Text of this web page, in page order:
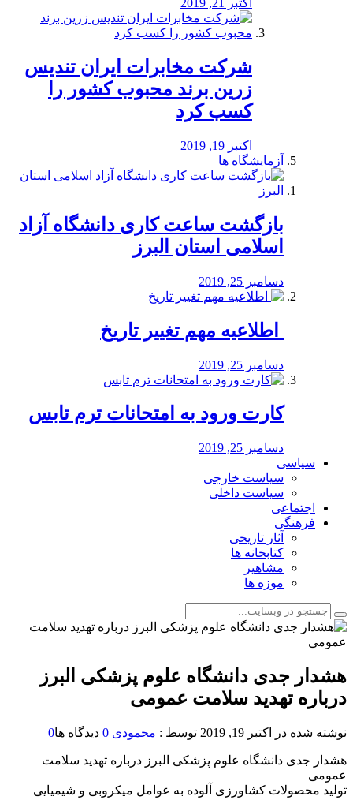
اکتبر 21, 2019
شرکت مخابرات ایران تندیس
زرین برند محبوب کشور را
کسب کرد
اکتبر 19, 2019
آزمایشگاه ها
بازگشت ساعت کاری دانشگاه آزاد
اسلامی استان البرز
دسامبر 25, 2019
️ اطلاعیه مهم تغییر تاریخ
دسامبر 25, 2019
کارت ورود به امتحانات ترم تابس
دسامبر 25, 2019
سیاسی
سیاست خارجی
سیاست داخلی
اجتماعی
فرهنگی
آثار تاریخی
کتابخانه ها
مشاهیر
موزه ها
هشدار جدی دانشگاه علوم پزشکی البرز
درباره تهدید سلامت عمومی
نوشته شده در اکتبر 19, 2019 توسط : محمودی 0 دیدگاه ها0
هشدار جدی دانشگاه علوم پزشکی البرز درباره تهدید سلامت
عمومی
تولید محصولات کشاورزی آلوده به عوامل میکروبی و شیمیایی